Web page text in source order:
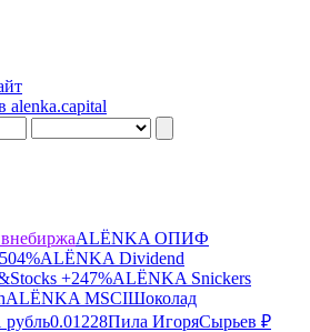
alenka.capital
ALЁNKA ОПИФ
ALЁNKA Dividend
+247%ALЁNKA Snickers
ALЁNKA MSCIШоколад
рубль0.01228Пила ИгоряСырьев ₽